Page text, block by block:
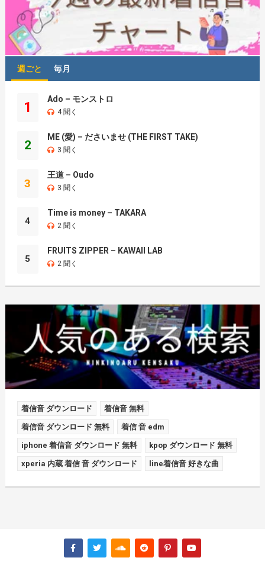
週ごと 毎月
1
Ado – モンストロ
4 聞く
2
ME (愛) – ださいませ (THE FIRST TAKE)
3 聞く
3
王道 – Oudo
3 聞く
4
Time is money – TAKARA
2 聞く
5
FRUITS ZIPPER – KAWAII LAB
2 聞く
着信音 ダウンロード 着信音 無料
着信音 ダウンロード 無料 着信 音 edm
iphone 着信音 ダウンロード 無料 kpop ダウンロード 無料
xperia 内蔵 着信 音 ダウンロード line着信音 好きな曲